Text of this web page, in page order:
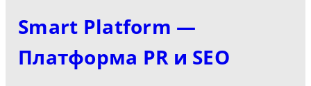
Smart Platform —
Платформа PR и SEO